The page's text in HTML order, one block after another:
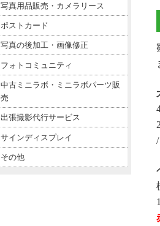
写真用品販売・カメラリース
ポストカード
写真の後加工・画像修正
フォトコミュニティ
中古ミニラボ・ミニラボパーツ販
売
出張撮影代行サービス
サインディスプレイ
その他